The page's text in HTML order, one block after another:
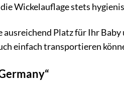
Wickelauflage stets
Platz für Ihr
einfach transportieren